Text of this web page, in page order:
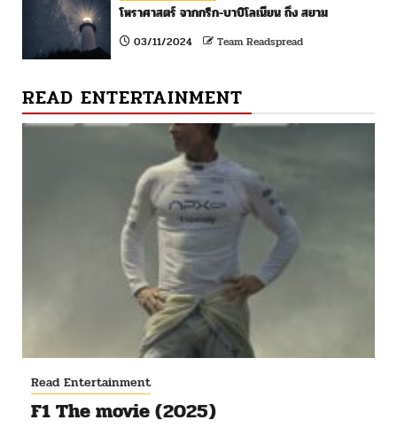
โหราศาสตร์ จากกรีก-บาบิโลเนียน ถึง สยาม
03/11/2024 Team Readspread
READ ENTERTAINMENT
Read Entertainment
F1 The movie (2025)